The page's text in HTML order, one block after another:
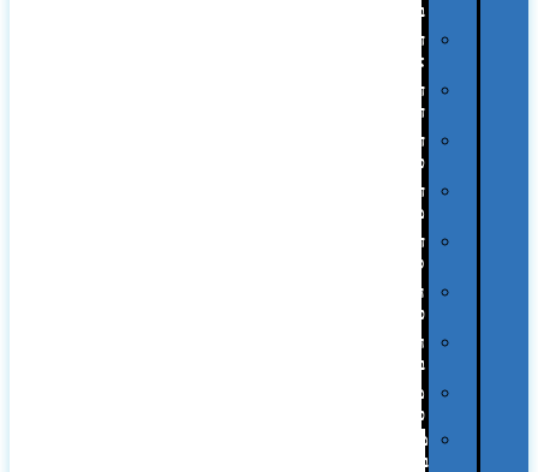
בדפוס
דפוס
אופסט
דפוס
דיגיטלי
דפוס
טמפון
דפוס
משי
דפוס
סובלימציה
הדפס
פרוצס
חריטה
בלייזר
מהו
פנטון?
מיתוג
באמצעות